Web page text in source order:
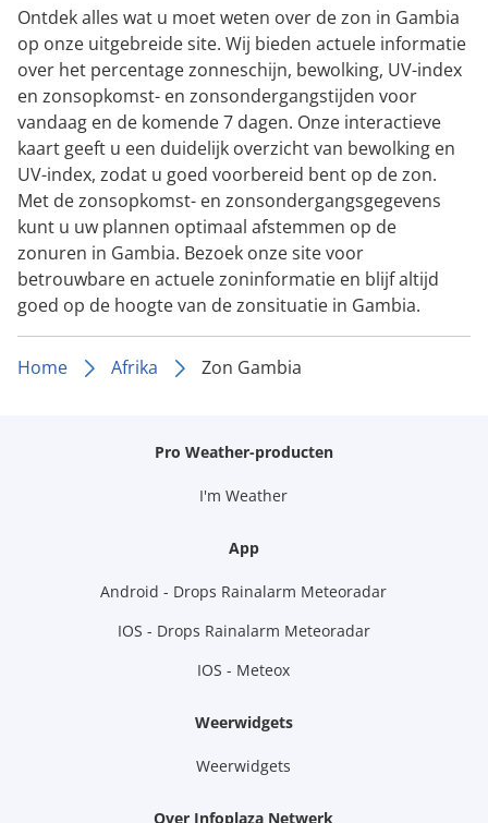
Ontdek alles wat u moet weten over de zon in Gambia
op onze uitgebreide site. Wij bieden actuele informatie
over het percentage zonneschijn, bewolking, UV-index
en zonsopkomst- en zonsondergangstijden voor
vandaag en de komende 7 dagen. Onze interactieve
kaart geeft u een duidelijk overzicht van bewolking en
UV-index, zodat u goed voorbereid bent op de zon.
Met de zonsopkomst- en zonsondergangsgegevens
kunt u uw plannen optimaal afstemmen op de
zonuren in Gambia. Bezoek onze site voor
betrouwbare en actuele zoninformatie en blijf altijd
goed op de hoogte van de zonsituatie in Gambia.
Home Afrika Zon Gambia
Pro Weather-producten
I'm Weather
App
Android - Drops Rainalarm Meteoradar
IOS - Drops Rainalarm Meteoradar
IOS - Meteox
Weerwidgets
Weerwidgets
Over Infoplaza Netwerk